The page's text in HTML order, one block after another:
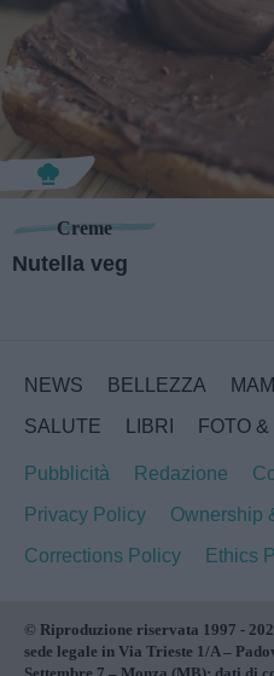
Creme
Nutella veg
NEWS BELLEZZA
SALUTE
LIBRI FOTO
Pubblicità Redazione
Privacy Policy
Ownership
Corrections Policy
Ethics
© Riproduzione riservata 1997 -
sede legale in Via Trieste 1/A –